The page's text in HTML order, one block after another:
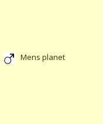
Mens planet